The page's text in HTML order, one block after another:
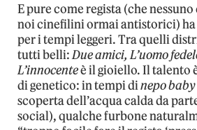
E pure come regista (che
noi cinefilini ormai antistorici)
per i tempi leggeri. Tra quelli
tutti belli:Due amici, L’uomo
L’innocenteè il gioiello. Il talento
di genetico: in tempi dinepo baby
scoperta dell’acqua calda da
social), qualche furbone